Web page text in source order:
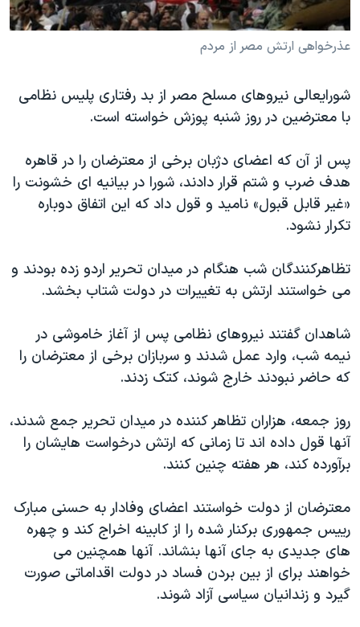
فرهنگ و زندگی
حقوق شهروندی
علم و فناوری
گالری عکس
آرشیو پخش زنده
مستندها
انتخابات ریاست جمهوری آمریکا ۲۰۲۴
رمز مهسا
اعتراضات زن، زندگی، آزادی
مجموعه مستندهای دادخواهی
تریبونال مردمی آبان ۹۸
چهل سال گروگان‌گیری
اعتراضات مردمی آبان ۹۸
اسرائیل در جنگ
نرگس محمدی برنده جایزه نوبل صلح
همایش محافظه‌کاران آمریکا «سی‌پک»
صفحه‌های ویژه
دنبال کنید
زبانهای مختلف
عذرخواهی ارتش مصر از مردم
شورایعالی نیروهای مسلح مصر از بد رفتاری پلیس نظامی
با معترضین در روز شنبه پوزش خواسته است.
پس از آن که اعضای دژبان برخی از معترضان را در قاهره
هدف ضرب و شتم قرار دادند، شورا در بیانیه ای خشونت را
«غیر قابل قبول» نامید و قول داد که این اتفاق دوباره
تکرار نشود.
تظاهرکنندگان شب هنگام در میدان تحریر اردو زده بودند و
می خواستند ارتش به تغییرات در دولت شتاب بخشد.
شاهدان گفتند نیروهای نظامی پس از آغاز خاموشی در
نیمه شب، وارد عمل شدند و سربازان برخی از معترضان را
که حاضر نبودند خارج شوند، کتک زدند.
روز جمعه، هزاران تظاهر کننده در میدان تحریر جمع شدند،
آنها قول داده اند تا زمانی که ارتش درخواست هایشان را
برآورده کند، هر هفته چنین کنند.
معترضان از دولت خواستند اعضای وفادار به حسنی مبارک
رییس جمهوری برکنار شده را از کابینه اخراج کند و چهره
های جدیدی به جای آنها بنشاند. آنها همچنین می
خواهند برای از بین بردن فساد در دولت اقداماتی صورت
گیرد و زندانیان سیاسی آزاد شوند.